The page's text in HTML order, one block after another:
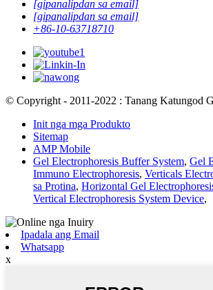
[gipanalipdan sa email]
[gipanalipdan sa email]
+86-10-63718710
© Copyright - 2011-2022 : Tanang Katungod
Init nga mga Produkto
Sitemap
AMP Mobile
Gel Electrophoresis Buffer System, Gel
Immuno Electrophoresis, Verticals
sa Protina, Horizontal Gel
Vertical Electrophoresis System Device,
Ipadala ang Email
Whatsapp
x